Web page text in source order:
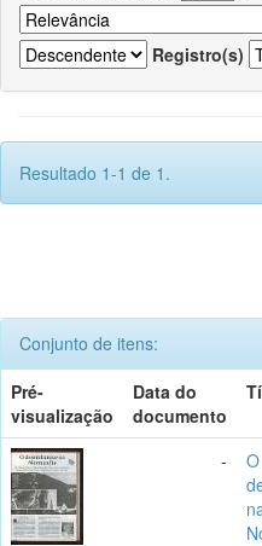
Registro(s)
Resultado 1-1 de 1.
Conjunto de itens:
Pré-
visualização
Data do
documento
-
O